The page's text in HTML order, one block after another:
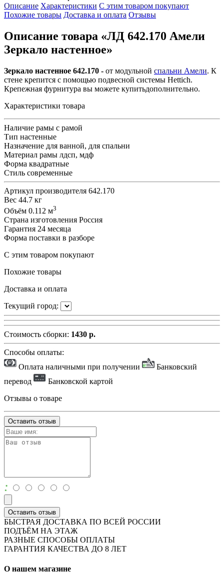
Описание Характеристики С этим товаром покупают
Похожие товары Доставка и оплата Отзывы
Описание товара «ЛД 642.170 Амели
Зеркало настенное»
Зеркало настенное 642.170 - от модульной спальни Амели. К
стене крепится с помощью подвесной системы Hettich.
Крепежная фурнитура вы можете купитьдополнительно.
Характеристики товара
Наличие рамы с рамой
Тип настенные
Назначение для ванной, для спальни
Материал рамы лдсп, мдф
Форма квадратные
Стиль современные
Артикул производителя 642.170
Вес 44.7 кг
Объём 0.112 м3
Страна изготовления Россия
Гарантия 24 месяца
Форма поставки в разборе
С этим товаром покупают
Похожие товары
Доставка и оплата
Текущий город:
Стоимость сборки: 1430 р.
Способы оплаты:
Оплата наличными при получении
Банковский
перевод
Банковской картой
Отзывы о товаре
Оставить отзыв
:
Оставить отзыв
БЫСТРАЯ ДОСТАВКА ПО ВСЕЙ РОССИИ
ПОДЪЁМ НА ЭТАЖ
РАЗНЫЕ СПОСОБЫ ОПЛАТЫ
ГАРАНТИЯ КАЧЕСТВА ДО 8 ЛЕТ
О нашем магазине